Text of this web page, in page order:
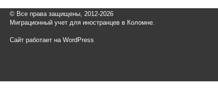
© Все права защищены, 2012-2026
Миграционный учет для иностранцев в Коломне.
Сайт работает на WordPress